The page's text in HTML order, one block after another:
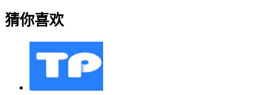
猜你喜欢